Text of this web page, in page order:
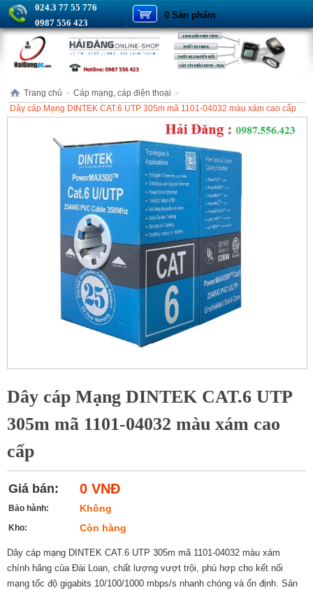
024.3 77 55 776
0987 556 423
0 Sản phẩm
Trang chủ > Cáp mạng, cáp điện thoại >
Dây cáp Mạng DINTEK CAT.6 UTP 305m mã 1101-04032 màu xám cao cấp
Dây cáp Mạng DINTEK CAT.6 UTP
305m mã 1101-04032 màu xám cao
cấp
Giá bán: 0 VNĐ
Bảo hành: Không
Kho: Còn hàng
Dây cáp mạng DINTEK CAT.6 UTP 305m mã 1101-04032 màu xám
chính hãng của Đài Loan, chất lượng vượt trội, phù hợp cho kết nối
mạng tốc độ gigabits 10/100/1000 mbps/s nhanh chóng và ổn định. Sản